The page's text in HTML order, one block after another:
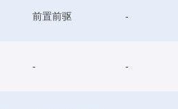
前置前驱 -
- -